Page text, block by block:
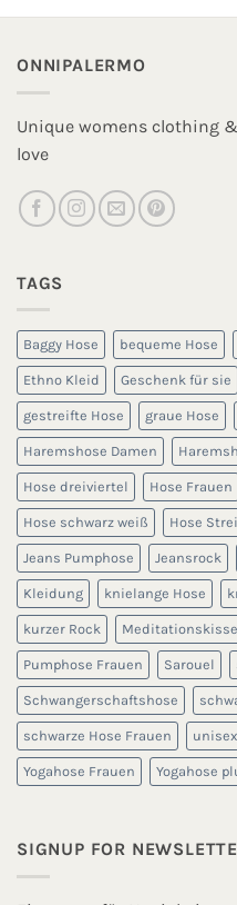
ONNIPALERMO
Unique womens clothing
love
TAGS
Baggy Hose bequeme Hose
Ethno Kleid Geschenk für sie
gestreifte Hose graue Hose
Haremshose Damen
Hose dreiviertel Hose Frauen
Hose schwarz weiß Hose
Jeans Pumphose Jeansrock
Kleidung knielange Hose
kurzer Rock
Pumphose Frauen Sarouel
Schwangerschaftshose
schwarze Hose Frauen
Yogahose Frauen Yogahose
SIGNUP FOR